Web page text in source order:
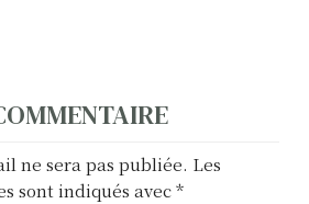
ne sera pas publiée. Les
sont indiqués avec*